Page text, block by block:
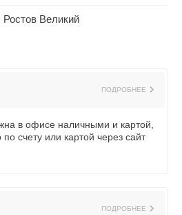
Ростов Великий
ПОДРОБНЕЕ
в офисе наличными и картой,
счету или картой через сайт
ПОДРОБНЕЕ